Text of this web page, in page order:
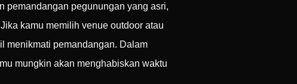
pemandangan pegunungan yang asri,
kamu memilih venue outdoor atau
menikmati pemandangan. Dalam
mungkin akan menghabiskan waktu